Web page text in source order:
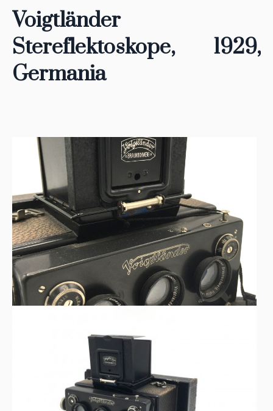
Voigtländer
Stereflektoskope, 1929,
Germania